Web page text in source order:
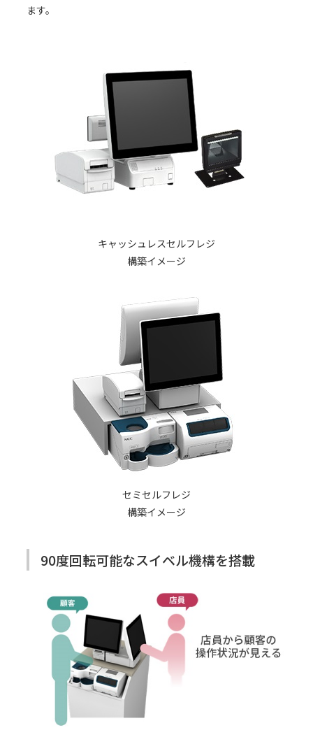
ます。
キャッシュレスセルフレジ
構築イメージ
セミセルフレジ
構築イメージ
90度回転可能なスイベル機構を搭載